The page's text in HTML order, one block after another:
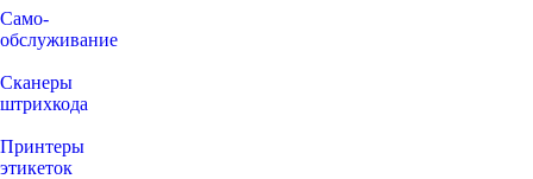
Само-
обслуживание
Сканеры
штрихкода
Принтеры
этикеток